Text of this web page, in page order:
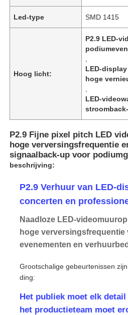
Led-type SMD 1415
Hoog licht:
P2.9 LED-
LED-
hoge
LED-
P2.9 Fijne pixel pitch LED
hoge verversingsfrequentie
signaalback-up voor
beschrijving:
P2.9 Verhuur van LED-
concerten en
Naadloze LED-
hoge
evenementen en
Grootschalige gebeurtenissen
ding:
Het publiek moet elk
het productieteam moet